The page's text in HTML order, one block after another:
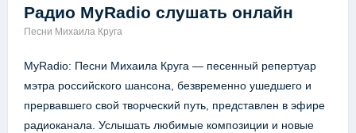
Радио MyRadio слушать онлайн
Песни Михаила Круга
MyRadio: Песни Михаила Круга — песенный репертуар
мэтра российского шансона, безвременно ушедшего и
прервавшего свой творческий путь, представлен в эфире
радиоканала. Услышать любимые композиции и новые